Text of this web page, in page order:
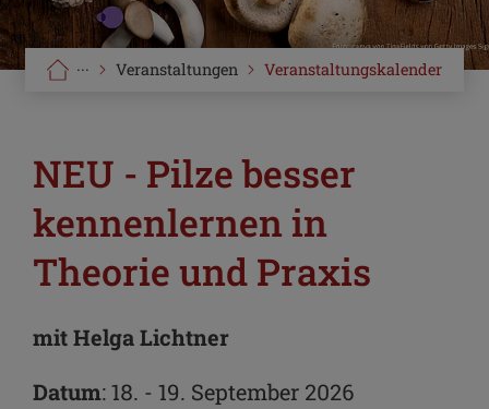
Veranstaltungskalender
Veranstaltungen
···
NEU - Pilze besser
kennenlernen in
Theorie und Praxis
mit Helga Lichtner
Datum: 18. - 19. September 2026